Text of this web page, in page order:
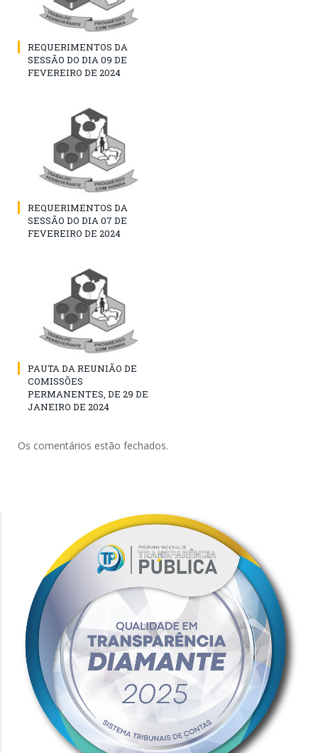
REQUERIMENTOS DA
SESSÃO DO DIA 09 DE
FEVEREIRO DE 2024
REQUERIMENTOS DA
SESSÃO DO DIA 07 DE
FEVEREIRO DE 2024
PAUTA DA REUNIÃO DE
COMISSÕES
PERMANENTES, DE 29 DE
JANEIRO DE 2024
Os comentários estão fechados.